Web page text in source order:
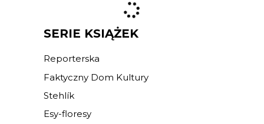
SERIE KSIĄŻEK
Reporterska
Faktyczny Dom Kultury
Stehlík
Esy-floresy